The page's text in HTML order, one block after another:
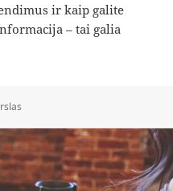
ir kaip galite
– tai galia